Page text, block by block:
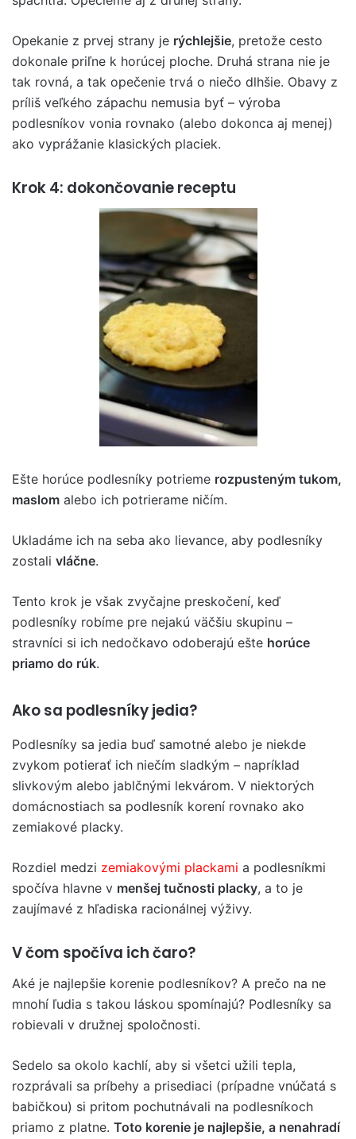
Opekanie z prvej strany je rýchlejšie, pretože cesto
dokonale priľne k horúcej ploche. Druhá strana nie je
tak rovná, a tak opečenie trvá o niečo dlhšie. Obavy z
príliš veľkého zápachu nemusia byť – výroba
podlesníkov vonia rovnako (alebo dokonca aj menej)
ako vyprážanie klasických placiek.
Krok 4: dokončovanie receptu
Ešte horúce podlesníky potrieme rozpusteným tukom,
maslom alebo ich potrierame ničím.
Ukladáme ich na seba ako lievance, aby podlesníky
zostali vláčne.
Tento krok je však zvyčajne preskočení, keď
podlesníky robíme pre nejakú väčšiu skupinu –
stravníci si ich nedočkavo odoberajú ešte horúce
priamo do rúk.
Ako sa podlesníky jedia?
Podlesníky sa jedia buď samotné alebo je niekde
zvykom potierať ich niečím sladkým – napríklad
slivkovým alebo jablčnými lekvárom. V niektorých
domácnostiach sa podlesník korení rovnako ako
zemiakové placky.
Rozdiel medzi zemiakovými plackami a podlesníkmi
spočíva hlavne v menšej tučnosti placky, a to je
zaujímavé z hľadiska racionálnej výživy.
V čom spočíva ich čaro?
Aké je najlepšie korenie podlesníkov? A prečo na ne
mnohí ľudia s takou láskou spomínajú? Podlesníky sa
robievali v družnej spoločnosti.
Sedelo sa okolo kachlí, aby si všetci užili tepla,
rozprávali sa príbehy a prisediaci (prípadne vnúčatá s
babičkou) si pritom pochutnávali na podlesníkoch
priamo z platne. Toto korenie je najlepšie, a nenahradí